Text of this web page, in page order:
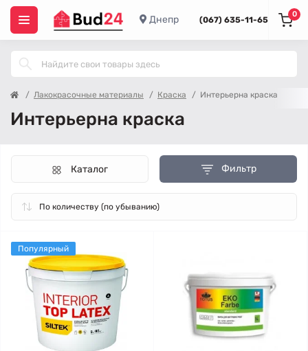
Днепр (067) 635-11-65
0
Лакокрасочные материалы Краска Интерьерна краска
Интерьерна краска
Фильтр
Каталог
Популярный